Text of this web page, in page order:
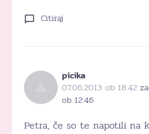
Citiraj
picika
07.06.2013 ob 18:42
ob 12:46
Petra, če so te napotili na